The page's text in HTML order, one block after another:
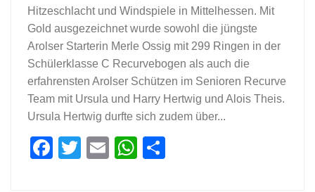
Hitzeschlacht und Windspiele in Mittelhessen. Mit
Gold ausgezeichnet wurde sowohl die jüngste
Arolser Starterin Merle Ossig mit 299 Ringen in der
Schülerklasse C Recurvebogen als auch die
erfahrensten Arolser Schützen im Senioren Recurve
Team mit Ursula und Harry Hertwig und Alois Theis.
Ursula Hertwig durfte sich zudem über...
Facebook
Twitter
EmailWhatsApp